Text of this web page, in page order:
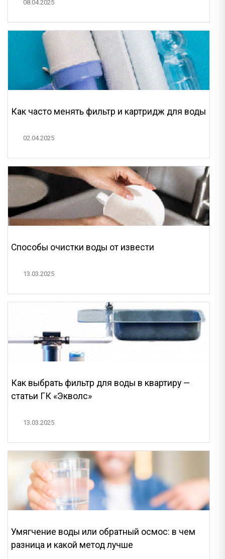
08.04.2025
Как часто менять фильтр и картридж для воды
02.04.2025
Способы очистки воды от извести
13.03.2025
Как выбрать фильтр для воды в квартиру —
статьи ГК «Экволс»
13.03.2025
Умягчение воды или обратный осмос: в чем
разница и какой метод лучше